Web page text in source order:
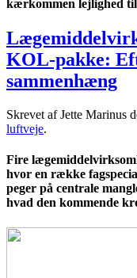
kærkommen lejlighed
KOL-pakke:
sammenhæng
Skrevet af Jette Marinus
luftveje.
Fire
hvor en række
peger på centrale
hvad den kommende